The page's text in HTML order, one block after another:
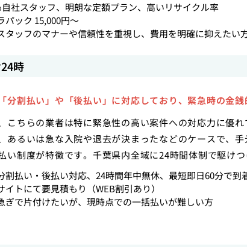
自社スタッフ、明朗な定額プラン、高いリサイクル率
パック 15,000円〜
タッフのマナーや信頼性を重視し、費用を明確に抑えたい
時
分割払い」や「後払い」に対応しており、緊急時の金銭
こちらの業者は特に緊急性の高い案件への対応力に優
あるいは急な入院や退去が決まったなどのケースで、
い制度が特徴です。千葉県内全域に24時間体制で駆けつ
割払い・後払い対応、24時間年中無休、最短即日60分で到
イトにて要見積もり（WEB割引あり）
ぎで片付けたいが、現時点での一括払いが難しい方